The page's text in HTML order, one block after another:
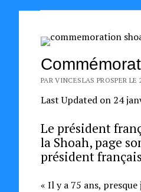
PAR VINCESLAS PROSPER
Last Updated on 24
Le président
la Shoah, page
président
« Il y a 75 ans,